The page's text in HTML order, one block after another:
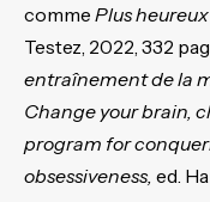
comme Plus
Testez, 2022, 332
entraînement de la
Change your brain,
program for
obsessiveness, ed.